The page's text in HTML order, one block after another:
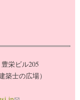
栄ビル205
士の広場）